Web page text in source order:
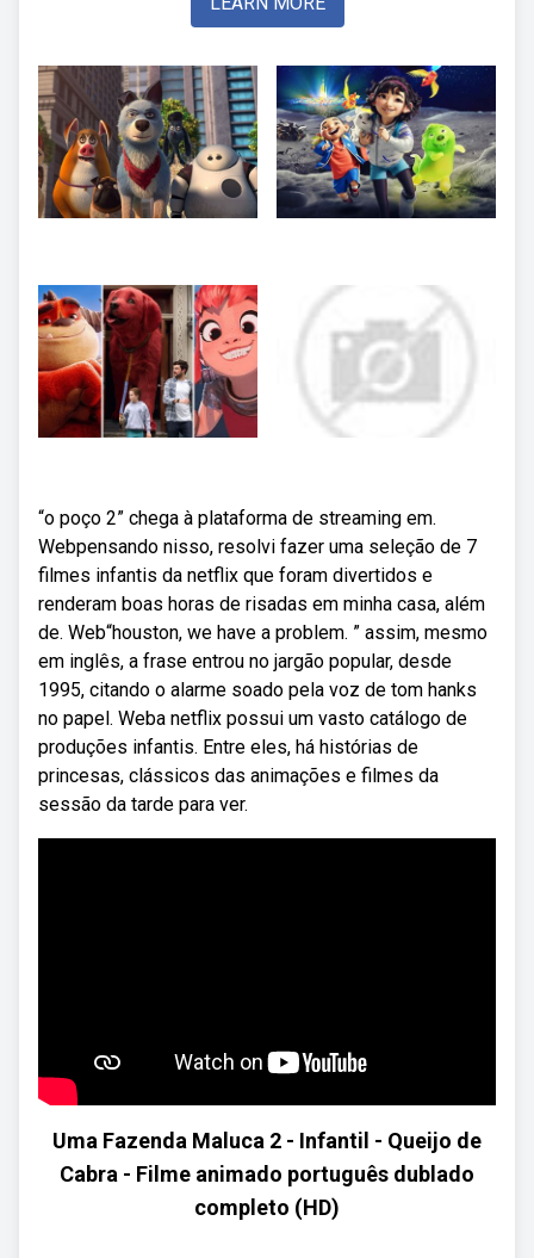
“o poço 2” chega à plataforma de streaming em.
Webpensando nisso, resolvi fazer uma seleção de 7
filmes infantis da netflix que foram divertidos e
renderam boas horas de risadas em minha casa, além
de. Web“houston, we have a problem. ” assim, mesmo
em inglês, a frase entrou no jargão popular, desde
1995, citando o alarme soado pela voz de tom hanks
no papel. Weba netflix possui um vasto catálogo de
produções infantis. Entre eles, há histórias de
princesas, clássicos das animações e filmes da
sessão da tarde para ver.
Uma Fazenda Maluca 2 - Infantil - Queijo de
Cabra - Filme animado português dublado
completo (HD)